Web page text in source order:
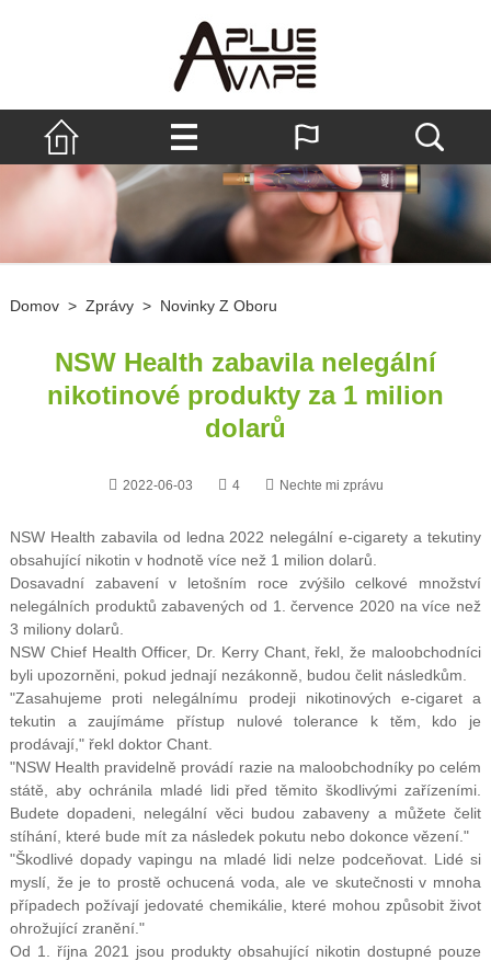
Domov > Zprávy > Novinky Z Oboru
NSW Health zabavila nelegální
nikotinové produkty za 1 milion
dolarů
2022-06-03 4 Nechte mi zprávu
NSW Health zabavila od ledna 2022 nelegální e-cigarety a tekutiny
obsahující nikotin v hodnotě více než 1 milion dolarů.
Dosavadní zabavení v letošním roce zvýšilo celkové množství
nelegálních produktů zabavených od 1. července 2020 na více než
3 miliony dolarů.
NSW Chief Health Officer, Dr. Kerry Chant, řekl, že maloobchodníci
byli upozorněni, pokud jednají nezákonně, budou čelit následkům.
"Zasahujeme proti nelegálnímu prodeji nikotinových e-cigaret a
tekutin a zaujímáme přístup nulové tolerance k těm, kdo je
prodávají," řekl doktor Chant.
"NSW Health pravidelně provádí razie na maloobchodníky po celém
státě, aby ochránila mladé lidi před těmito škodlivými zařízeními.
Budete dopadeni, nelegální věci budou zabaveny a můžete čelit
stíhání, které bude mít za následek pokutu nebo dokonce vězení."
"Škodlivé dopady vapingu na mladé lidi nelze podceňovat. Lidé si
myslí, že je to prostě ochucená voda, ale ve skutečnosti v mnoha
případech požívají jedovaté chemikálie, které mohou způsobit život
ohrožující zranění."
Od 1. října 2021 jsou produkty obsahující nikotin dostupné pouze